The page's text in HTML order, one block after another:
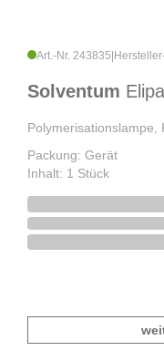
Art.-Nr. 243835
Solventum
Polymerisationslampe,
Packung: Gerät
Inhalt: 1 Stück